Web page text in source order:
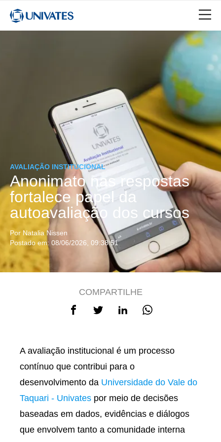
AVALIAÇÃO INSTITUCIONAL
Anonimato nas respostas
fortalece papel da
autoavaliação dos cursos
Por Natalia Nissen
Postado em: 08/06/2026, 09:38:51
COMPARTILHE
A avaliação institucional é um processo
contínuo que contribui para o
desenvolvimento da Universidade do Vale do
Taquari - Univates por meio de decisões
baseadas em dados, evidências e diálogos
que envolvem tanto a comunidade interna